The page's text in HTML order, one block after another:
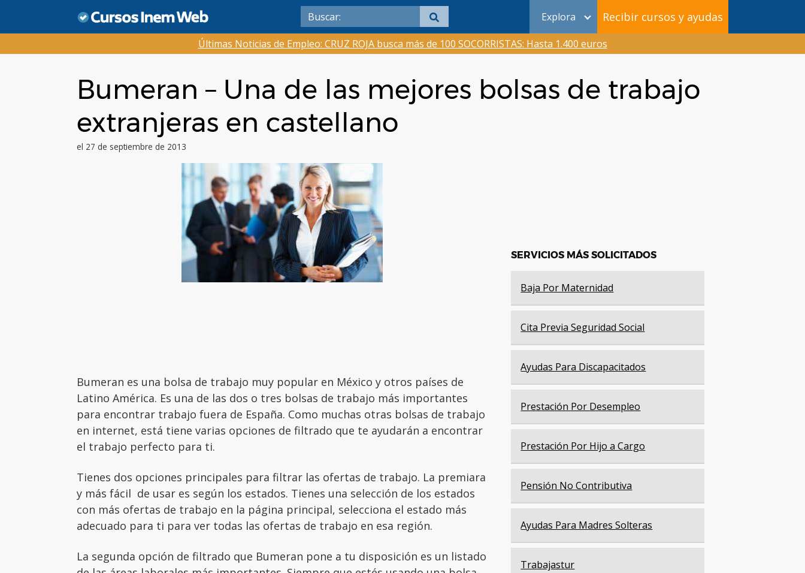
contenido
Explora Recibir cursos y ayudas
Últimas Noticias de Empleo: CRUZ ROJA busca más de 100 SOCORRISTAS: Hasta 1.400 euros
Bumeran – Una de las mejores bolsas de trabajo
extranjeras en castellano
el 27 de septiembre de 2013
Bumeran es una bolsa de trabajo muy popular en México y otros países de
Latino América. Es una de las dos o tres bolsas de trabajo más importantes
para encontrar trabajo fuera de España. Como muchas otras bolsas de trabajo
en internet, está tiene varias opciones de filtrado que te ayudarán a encontrar
el trabajo perfecto para ti.
Tienes dos opciones principales para filtrar las ofertas de trabajo. La premiara
y más fácil de usar es según los estados. Tienes una selección de los estados
con más ofertas de trabajo en la página principal, selecciona el estado más
adecuado para ti para ver todas las ofertas de trabajo en esa región.
La segunda opción de filtrado que Bumeran pone a tu disposición es un listado
SERVICIOS MÁS SOLICITADOS
Baja Por Maternidad
Cita Previa Seguridad Social
Ayudas Para Discapacitados
Prestación Por Desempleo
Prestación Por Hijo a Cargo
Pensión No Contributiva
Ayudas Para Madres Solteras
Trabajastur